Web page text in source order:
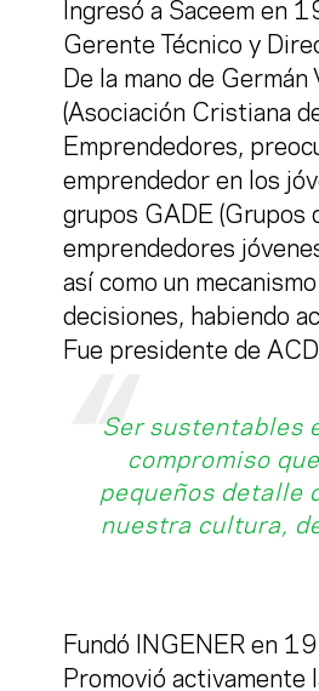
Ingresó a Saceem en
Gerente Técnico y
De la mano de
(Asociación Cristiana
Emprendedores,
emprendedor en los
grupos GADE (Grupos
emprendedores
así como un
decisiones, habiendo
Fue presidente de
Ser sustentables
compromiso
pequeños detalle
nuestra cultura,
Fundó INGENER en
Promovió activamente